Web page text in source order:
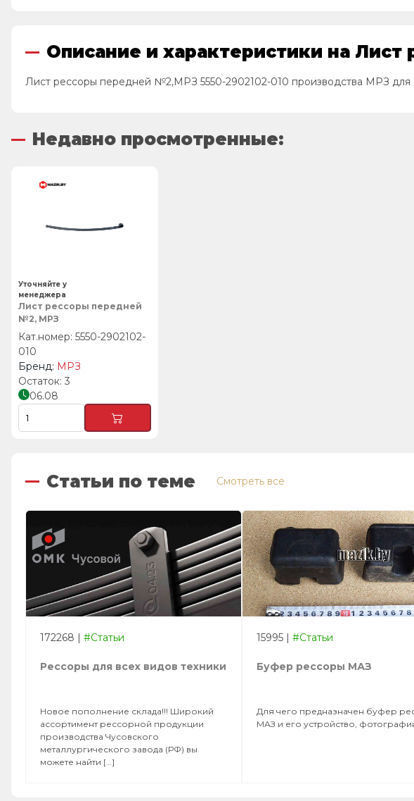
Описание и характеристики на
Лист рессоры передней №2,МРЗ 5550-2902102-010 производства МРЗ
Недавно просмотренные:
Лист рессоры передней
№2, МРЗ
5550-2902102-
010
МРЗ
3
06.08
Уточняйте у
менеджера
Статьи по теме Смотреть все
172268 | #Статьи
Рессоры для всех видов техники
Новое пополнение склада!!! Широкий
ассортимент рессорной продукции
производства Чусовского
металлургического завода (РФ) вы
можете найти […]
15995 | #Статьи
Буфер рессоры МАЗ
Для чего предназначен буфер
МАЗ и его устройство,